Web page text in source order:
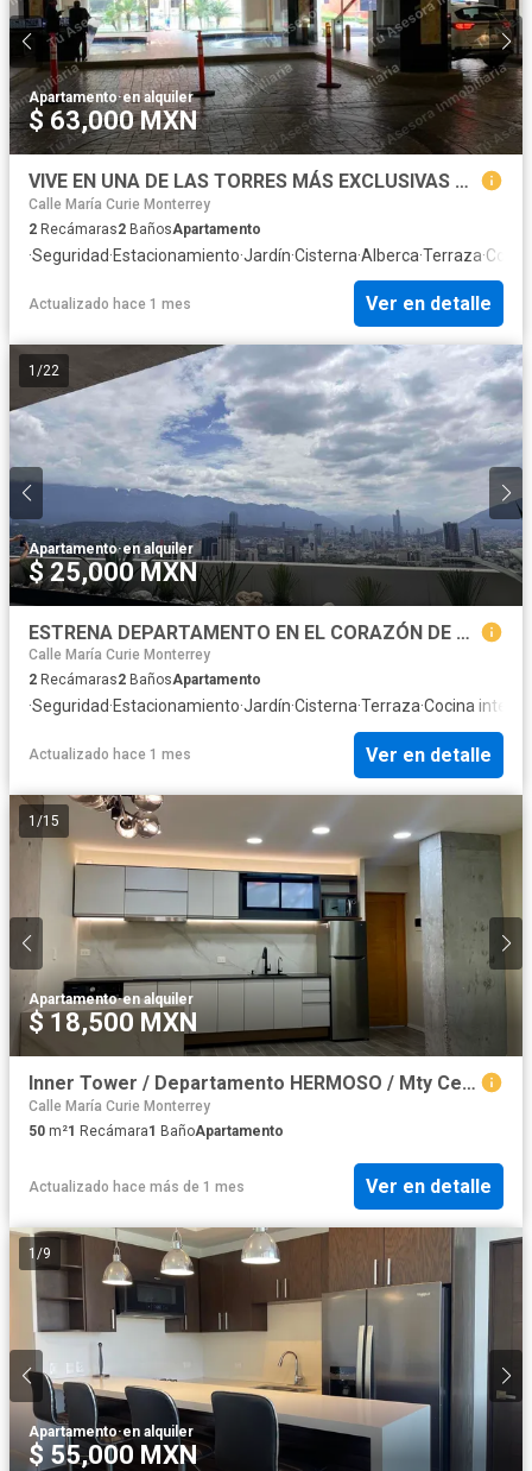
Apartamento·en alquiler
$ 63,000 MXN
VIVE EN UNA DE LAS TORRES MÁS EXCLUSIVAS DE SAN PEDRO
Calle María Curie Monterrey
2 Recámaras2 BañosApartamento
·Seguridad·Estacionamiento·Jardín·Cisterna·Alberca·Terraza·
Actualizado hace 1 mes Ver en detalle
1 /22
Apartamento·en alquiler
$ 25,000 MXN
ESTRENA DEPARTAMENTO EN EL CORAZÓN DE MONTERREY
Calle María Curie Monterrey
2 Recámaras2 BañosApartamento
·Seguridad·Estacionamiento·Jardín·Cisterna·Terraza·Cocina
Actualizado hace 1 mes Ver en detalle
1 /15
Apartamento·en alquiler
$ 18,500 MXN
Inner Tower / Departamento HERMOSO / Mty Centro
Calle María Curie Monterrey
50 m²1 Recámara1 BañoApartamento
Actualizado hace más de 1 mes Ver en detalle
1 /9
Apartamento·en alquiler
$ 55,000 MXN